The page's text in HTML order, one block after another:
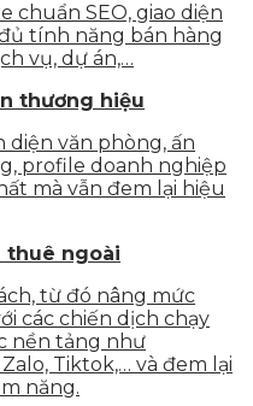
chuẩn SEO, giao diện
tính năng bán hàng
vụ, dự án,…
thương hiệu
diện văn phòng, ấn
profile doanh nghiệp
mà vẫn đem lại hiệu
thuê ngoài
từ đó nâng mức
các chiến dịch chạy
nền tảng như
Tiktok,… và đem lại
năng.